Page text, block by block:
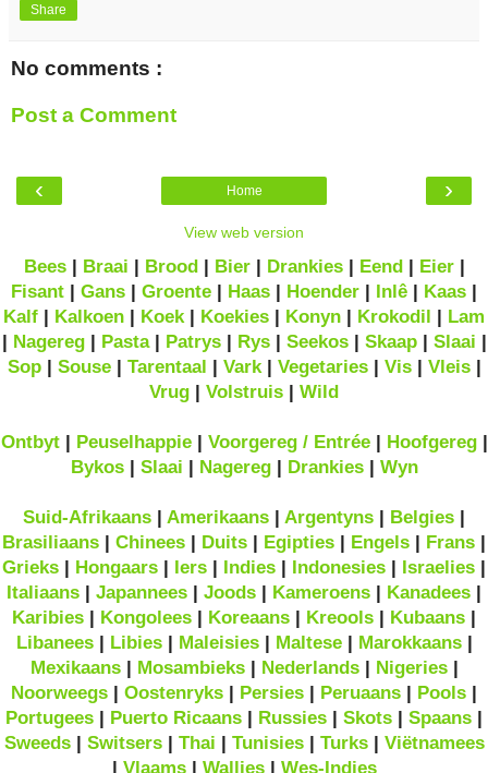
Share
No comments :
Post a Comment
‹ ›
Home
View web version
Bees| Braai | Brood| Bier| Drankies| Eend| Eier|
Fisant | Gans | Groente | Haas | Hoender | Inlê | Kaas |
Kalf | Kalkoen | Koek | Koekies | Konyn | Krokodil | Lam
| Nagereg| Pasta| Patrys| Rys| Seekos| Skaap| Slaai |
Sop| Souse| Tarentaal | Vark| Vegetaries| Vis| Vleis|
Vrug | Volstruis | Wild
Ontbyt| Peuselhappie| Voorgereg / Entrée| Hoofgereg|
Bykos| Slaai | Nagereg| Drankies| Wyn
Suid-Afrikaans | Amerikaans | Argentyns | Belgies |
Brasiliaans | Chinees | Duits | Egipties | Engels | Frans |
Grieks | Hongaars | Iers | Indies | Indonesies | Israelies |
Italiaans | Japannees | Joods | Kameroens | Kanadees |
Karibies | Kongolees | Koreaans | Kreools | Kubaans |
Libanees| Libies| Maleisies| Maltese| Marokkaans|
Mexikaans| Mosambieks| Nederlands| Nigeries|
Noorweegs | Oostenryks | Persies | Peruaans | Pools |
Portugees | Puerto Ricaans | Russies | Skots | Spaans |
Sweeds| Switsers| Thai | Tunisies| Turks| Viëtnamees
| Vlaams| Wallies| Wes-Indies